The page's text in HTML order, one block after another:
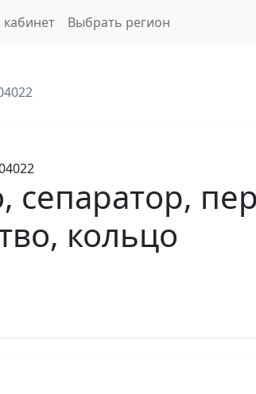
Выбрать регион
кольцо